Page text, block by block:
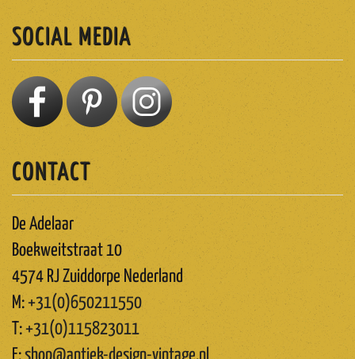
SOCIAL MEDIA
CONTACT
De Adelaar
Boekweitstraat 10
4574 RJ Zuiddorpe Nederland
M:+31(0)650211550
T:+31(0)115823011